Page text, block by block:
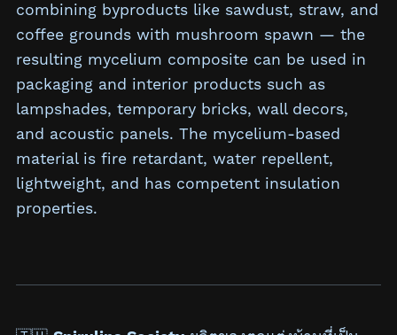
combining byproducts like sawdust, straw, and
coffee grounds with mushroom spawn — the
resulting mycelium composite can be used in
packaging and interior products such as
lampshades, temporary bricks, wall decors,
and acoustic panels. The mycelium-based
material is fire retardant, water repellent,
lightweight, and has competent insulation
properties.